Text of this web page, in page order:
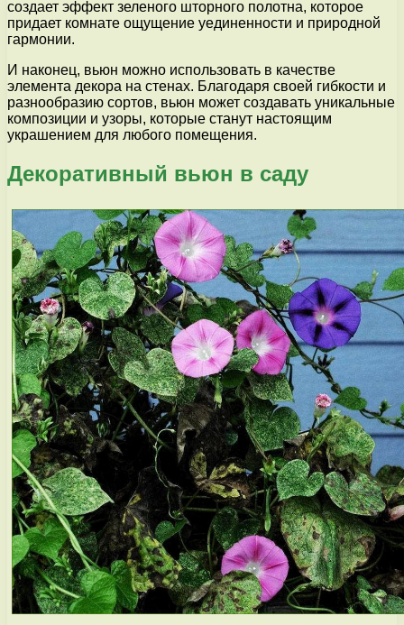
создает эффект зеленого шторного полотна, которое
придает комнате ощущение уединенности и природной
гармонии.
И наконец, вьюн можно использовать в качестве
элемента декора на стенах. Благодаря своей гибкости и
разнообразию сортов, вьюн может создавать уникальные
композиции и узоры, которые станут настоящим
украшением для любого помещения.
Декоративный вьюн в саду